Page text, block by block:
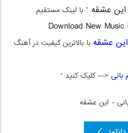
این عشقه” با لینک مستقیم
Download New
این عشقهبا بالاترین کیفیت در آهنگ
بانی <— کلیک کنید “